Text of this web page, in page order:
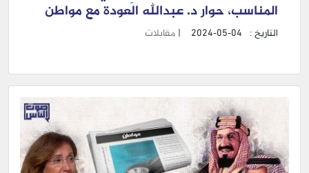
المناسب، حوار د. عبدالله العودة مع مواطن
التاريخ : 2024-05-04
| مقابلات